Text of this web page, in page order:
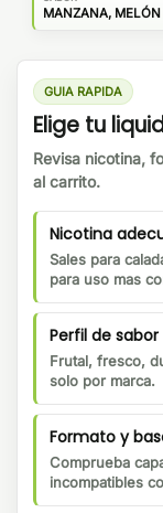
MANZANA, MELÓN
GUIA RAPIDA
Elige tu
Revisa nicotina,
al carrito.
Nicotina
Sales para
para uso mas
Perfil de sabor
Frutal, fresco,
solo por marca.
Formato y
Comprueba
incompatibles